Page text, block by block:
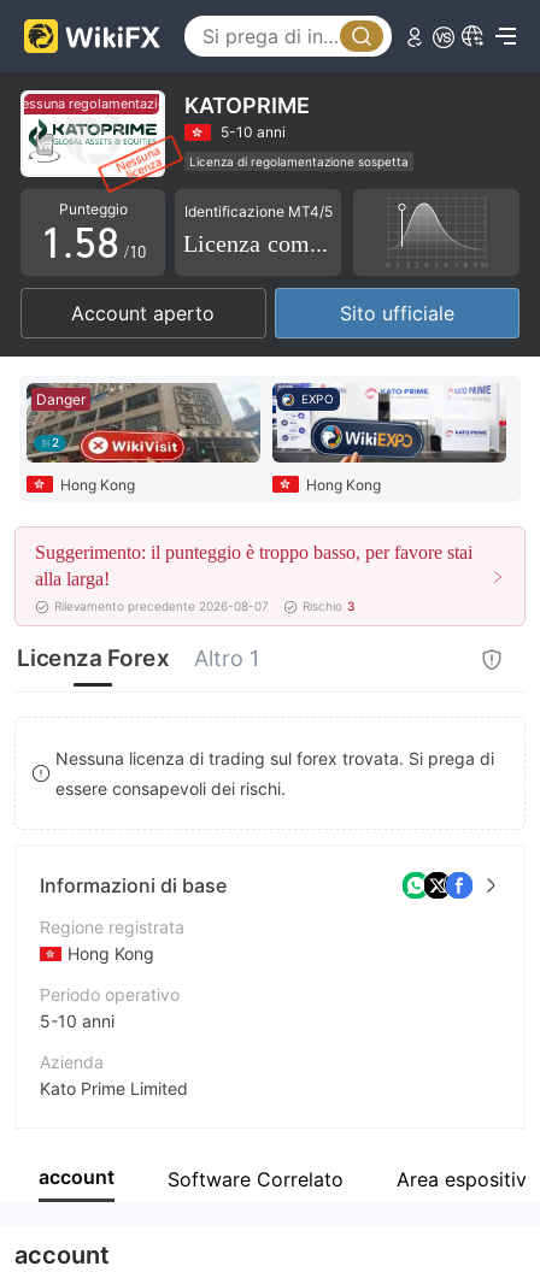
regolamentazione Nessuna regolamentazione
KATOPRIME
5-10 anni
Licenza di regolamentazione sospetta
Etichetta principale MT4
Esposizione globale
Alto rischio potenziale
Punteggio
0
1
2
3
4
5
6
7
8
9
.
1
2
3
4
5
6
7
8
9
4
5
6
7
8
9
/10
Identificazione MT4/5
Licenza completa
Account aperto Sito ufficiale
2
Danger
Hong Kong
EXPO
Hong Kong
Suggerimento: il punteggio è troppo basso, per favore stai
alla larga!
Rilevamento precedente 2026-08-07 Rischio 3
Licenza Forex Altro 1
Nessuna licenza di trading sul forex trovata. Si prega di
essere consapevoli dei rischi.
Informazioni di base
Regione registrata
Hong Kong
Periodo operativo
5-10 anni
Azienda
Kato Prime Limited
Impiegato di azienda
account Software Correlato Area espositiva
account